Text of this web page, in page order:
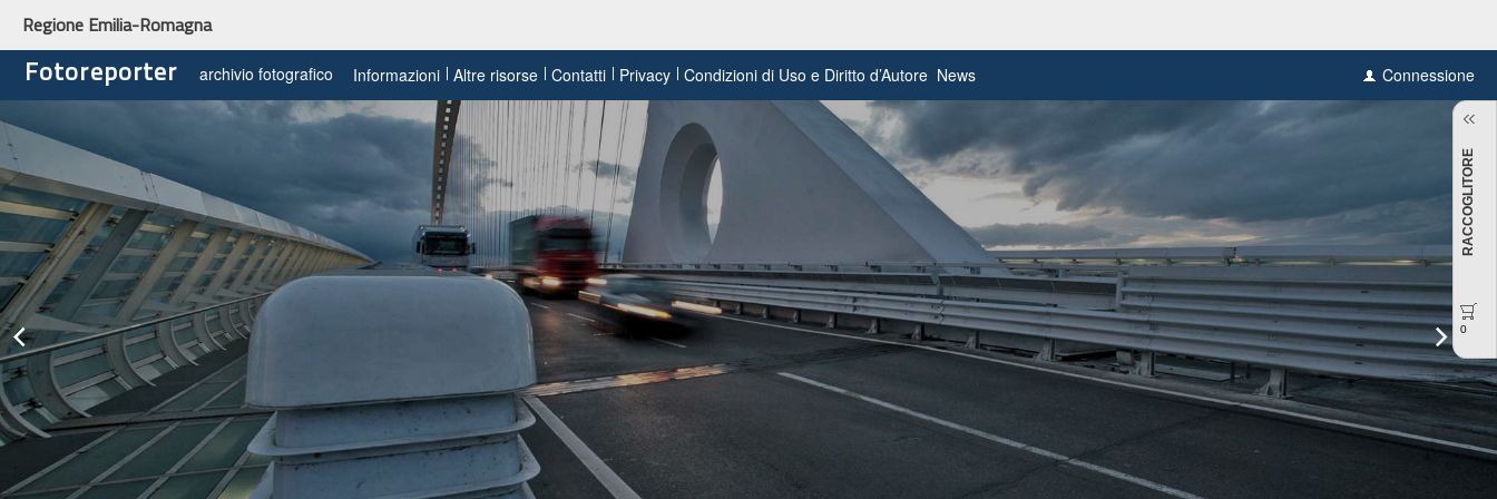
Regione Emilia-Romagna
Fotoreporter archivio fotografico Informazioni Altre risorse Contatti Privacy Condizioni di Uso e Diritto d’Autore News Connessione
RACCOGLITORE
0